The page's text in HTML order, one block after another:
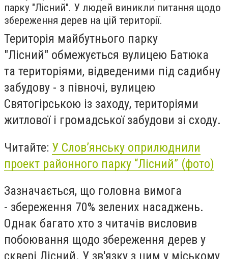
парку "Лісний". У людей виникли питання щодо
збереження дерев на цій території.
Територія майбутнього парку
"Лісний" обмежується вулицею Батюка
та територіями, відведеними під садибну
забудову - з півночі, вулицею
Святогірською із заходу, територіями
житлової і громадської забудови зі сходу.
Читайте: У Слов’янську оприлюднили
проект районного парку “Лісний” (фото)
Зазначається, що головна вимога
- збереження 70% зелених насаджень.
Однак багато хто з читачів висловив
побоювання щодо збереження дерев у
сквері Лісний. У зв'язку з цим у міському